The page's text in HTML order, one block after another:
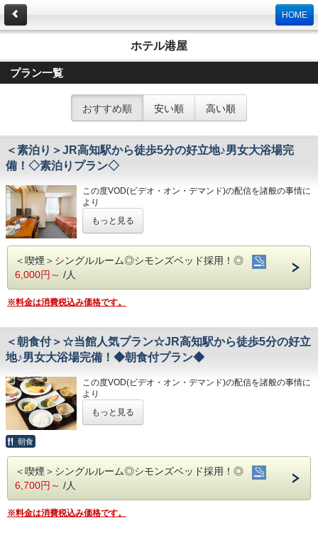
HOME
ホテル港屋
プラン一覧
おすすめ順 安い順 高い順
＜素泊り＞JR高知駅から徒歩5分の好立地♪男女大浴場完
備！◇素泊りプラン◇
この度VOD(ビデオ・オン・デマンド)の配信を諸般の事情に
より
りました。
今までご愛顧いただき、誠にありがとうございました。
何卒ご理解を賜りますようお願い申し上げます。
☆こちらは食事なしの素泊りプランとなります☆
い☆
①心のこもったアットホームなお客さま対応
②JR高知駅から徒歩5分の好立地!
③良質の睡眠をご提供!シモンズ社製ベッドを全洋室に採用
④広々とした男女大浴場!深夜は1時まで朝は6時00分から入
男湯にはサウナも!
⑤ホテルに隣接した平置き駐車場!大型車やバスも駐車可能
広々とした大浴場は一日の疲れが癒やされると好評です!
・男女大浴場/15:00～25:00/6:00～9:00
・男性用サウナ/15:00～24:00
もっと見る
＜喫煙＞シングルルーム◎シモンズベッド採用！◎
6,000円～ /人
※料金は消費税込み価格です。
＜朝食付＞☆当館人気プラン☆JR高知駅から徒歩5分の好立
地♪男女大浴場完備！◆朝食付プラン◆
この度VOD(ビデオ・オン・デマンド)の配信を諸般の事情に
より
りました。
今までご愛顧いただき、誠にありがとうございました。
★港屋自慢の朝定食を食べて朝から元気にご出発ください★
★☆ひと目で分かる！ホテル港屋の５つの特徴☆★
①心のこもったアットホームなお客さま対応
もっと見る
朝食
＜喫煙＞シングルルーム◎シモンズベッド採用！◎
6,700円～ /人
※料金は消費税込み価格です。